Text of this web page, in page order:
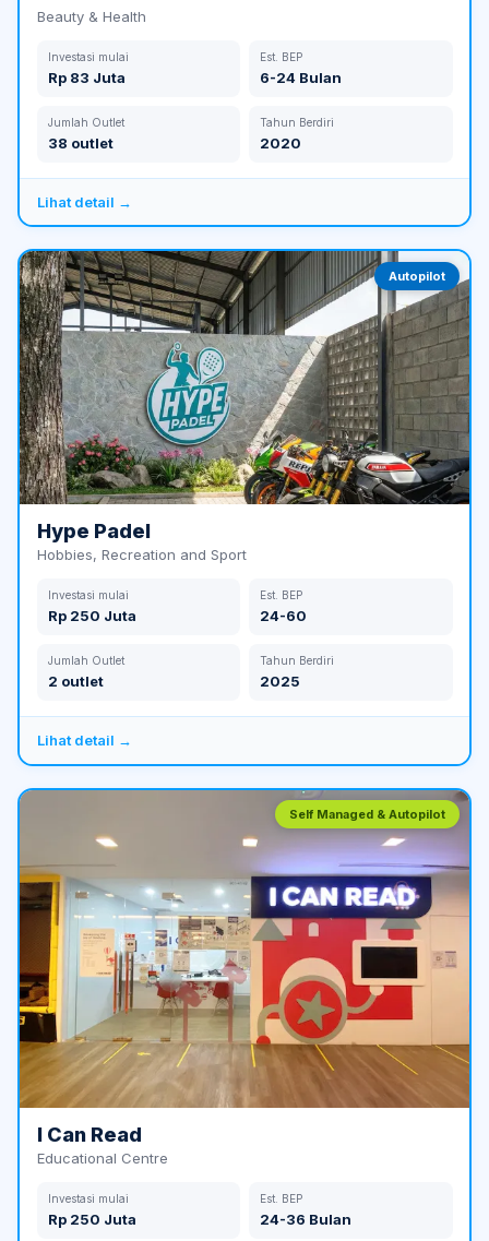
Beauty & Health
Investasi mulai
Rp 83 Juta
Est. BEP
6-24 Bulan
Jumlah Outlet
38 outlet
Tahun Berdiri
2020
Lihat detail →
Autopilot
Hype Padel
Hobbies, Recreation and Sport
Investasi mulai
Rp 250 Juta
Est. BEP
24-60
Jumlah Outlet
2 outlet
Tahun Berdiri
2025
Lihat detail →
Self Managed & Autopilot
I Can Read
Educational Centre
Investasi mulai
Rp 250 Juta
Est. BEP
24-36 Bulan